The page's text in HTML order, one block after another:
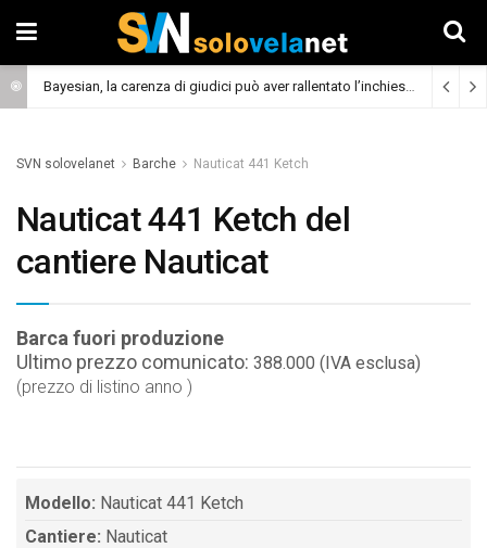
Bayesian, la carenza di giudici può aver rallentato l’inchiesta (Cronaca)
SVN solovelanet Barche Nauticat 441 Ketch
Nauticat 441 Ketch del
cantiere Nauticat
Barca fuori produzione
Ultimo prezzo comunicato: 388.000 (IVA esclusa)
(prezzo di listino anno )
Modello: Nauticat 441 Ketch
Cantiere: Nauticat